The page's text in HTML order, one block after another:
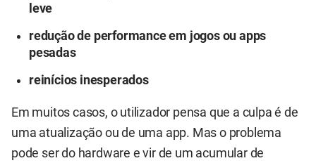
leve
redução de performance em jogos ou apps
pesadas
reinícios inesperados
Em muitos casos, o utilizador pensa que a culpa é de
uma atualização ou de uma app. Mas o problema
pode ser do hardware e vir de um acumular de